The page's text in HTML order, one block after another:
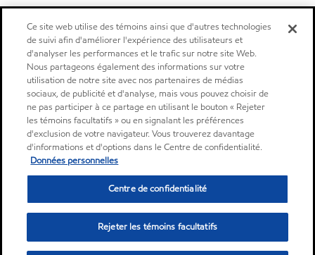
Ce site web utilise des témoins ainsi que d'autres technologies
de suivi afin d'améliorer l'expérience des utilisateurs et
d'analyser les performances et le trafic sur notre site Web.
Nous partageons également des informations sur votre
utilisation de notre site avec nos partenaires de médias
sociaux, de publicité et d'analyse, mais vous pouvez choisir de
ne pas participer à ce partage en utilisant le bouton « Rejeter
les témoins facultatifs » ou en signalant les préférences
d'exclusion de votre navigateur. Vous trouverez davantage
d'informations et d'options dans le Centre de confidentialité.
Données personnelles
Centre de confidentialité
Rejeter les témoins facultatifs